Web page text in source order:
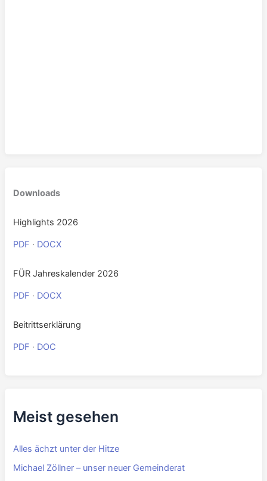
Downloads
Highlights 2026
PDF · DOCX
FÜR Jahreskalender 2026
PDF · DOCX
Beitrittserklärung
PDF · DOC
Meist gesehen
Alles ächzt unter der Hitze
Michael Zöllner – unser neuer Gemeinderat